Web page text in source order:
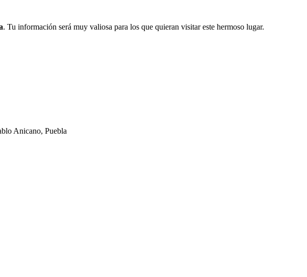
. Tu información será muy valiosa para los que quieran visitar este hermoso lugar.
Anicano, Puebla